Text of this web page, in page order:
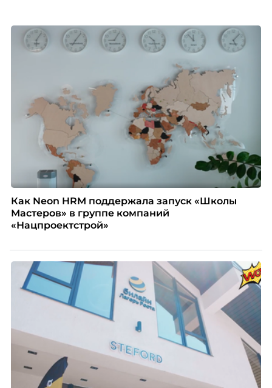
а движение. А творческая работа — это тот редкий
случай, где движение и результат могут не
совпадать вовсе.
Как Neon HRM поддержала запуск «Школы
Мастеров» в группе компаний
«Нацпроектстрой»